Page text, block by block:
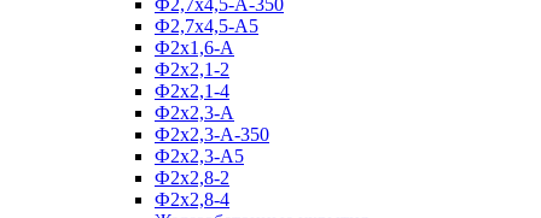
Ф2,7х4,5-А5
Ф2х1,6-А
Ф2х2,1-2
Ф2х2,1-4
Ф2х2,3-А
Ф2х2,3-А-350
Ф2х2,3-А5
Ф2х2,8-2
Ф2х2,8-4